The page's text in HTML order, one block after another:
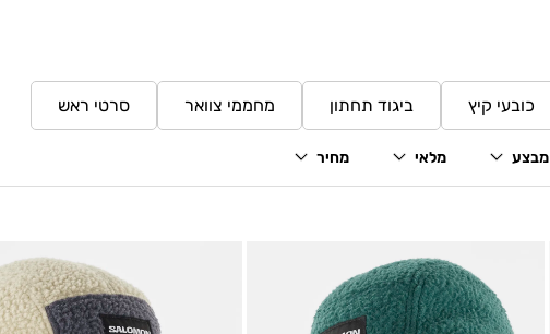
כובעי קיץ ביגוד תחתון מחממי צוואר סרטי ראש
מבצע מלאי מחיר